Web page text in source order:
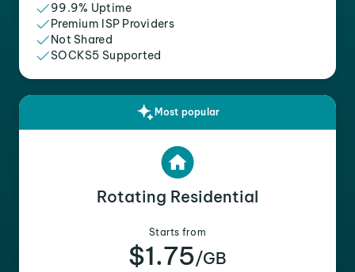
99.9% Uptime
Premium ISP Providers
Not Shared
SOCKS5 Supported
Most popular
Rotating Residential
Starts from
$1.75/GB